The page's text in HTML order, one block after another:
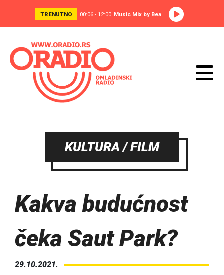
TRENUTNO 00:06 - 12:00 Music Mix by Bea
KULTURA / FILM
Kakva budućnost
čeka Saut Park?
29.10.2021.